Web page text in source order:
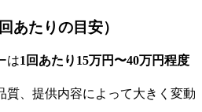
あたりの目安）
は1回あたり15万円〜40万円程度
質、提供内容によって大きく変動